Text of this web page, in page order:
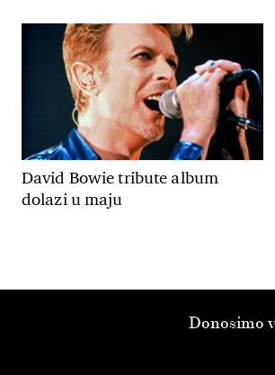
David Bowie tribute album
dolazi u maju
Donosimo